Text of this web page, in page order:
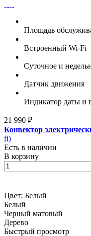
Площадь
Встроенный Wi-Fi
Суточное и
Датчик движения
Индикатор даты и
21 990 ₽
Конвектор
fi)
Есть в наличии
В корзину
Цвет: Белый
Белый
Черный матовый
Дерево
Быстрый просмотр